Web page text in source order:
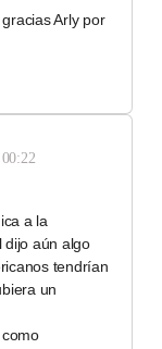
Arly por
a la
dijo aún algo
tendrían
un